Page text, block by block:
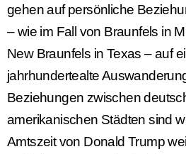
gehen auf persönliche
– wie im Fall von Braunfels in
New Braunfels in Texas – auf
jahrhundertealte
Beziehungen zwischen
amerikanischen Städten sind
Amtszeit von Donald Trump